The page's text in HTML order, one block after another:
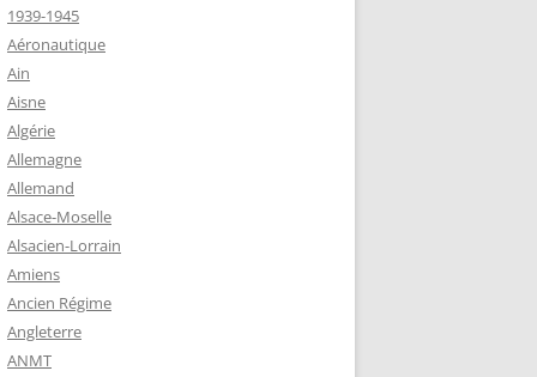
MARIE
1965)
SUR-
(1910-
DE
– PLAQUE
1939-1945
Aéronautique
Ain
Aisne
Algérie
Allemagne
Allemand
Alsace-Moselle
Alsacien-Lorrain
Amiens
Ancien Régime
Angleterre
ANMT